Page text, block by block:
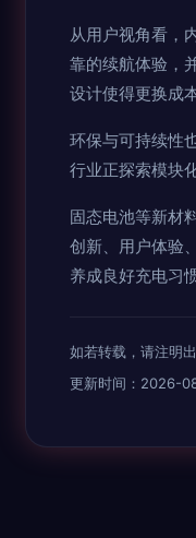
从用户视角看，
靠的续航体验，
设计使得更换成
环保与可持续性
行业正探索模块
固态电池等新材
创新、用户体验
养成良好充电习
如若转载，请注
更新时间：2026-